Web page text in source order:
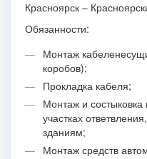
Красноярск –
Обязанности:
Монтаж
коробов);
Прокладка кабеля;
Монтаж и состыковка
участках
зданиям;
Монтаж средств